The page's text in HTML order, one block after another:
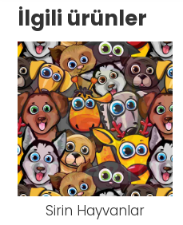
İlgili ürünler
Sirin Hayvanlar